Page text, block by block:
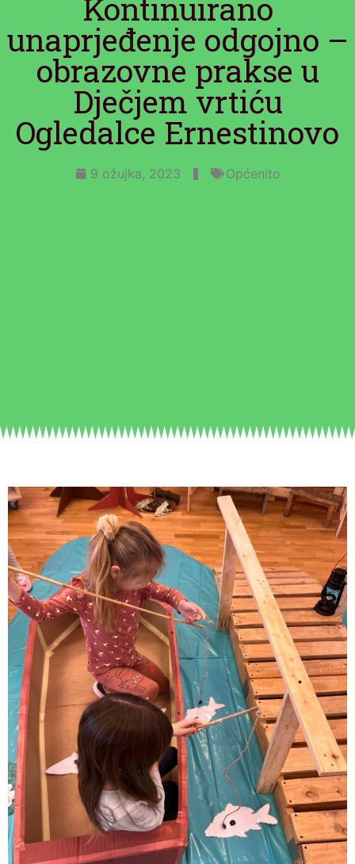
Kontinuirano
unaprjeđenje odgojno –
obrazovne prakse u
Dječjem vrtiću
Ogledalce Ernestinovo
9 ožujka, 2023 Općenito